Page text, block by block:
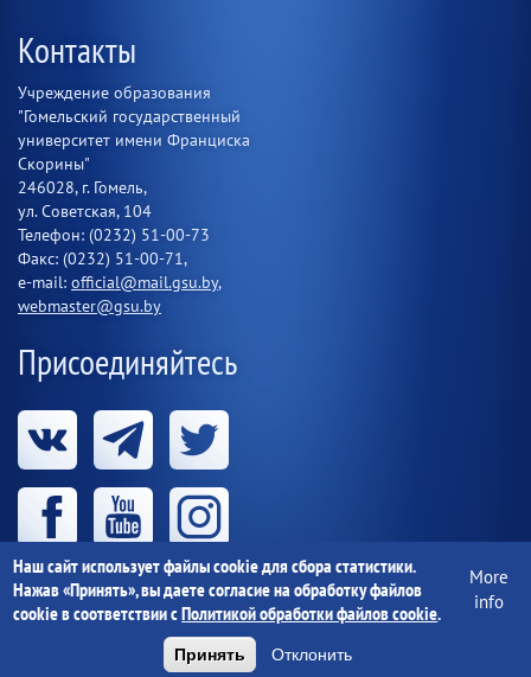
Контакты
Учреждение образования
"Гомельский государственный
университет имени Франциска
Скорины"
246028, г. Гомель,
ул. Советская, 104
Телефон: (0232) 51-00-73
Факс: (0232) 51-00-71,
e-mail: official@mail.gsu.by,
webmaster@gsu.by
Присоединяйтесь
Учреждение образования «Гомельский государственный
университет имени Франциска Скорины» 1997-
Наш сайт использует файлы cookie для сбора статистики.
Нажав «Принять», вы даете согласие на обработку файлов
cookie в соответствии сПолитикой обработки файлов cookie.
More
info
Принять Отклонить